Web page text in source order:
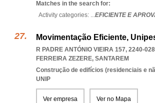
Matches in the search for:
Activity categories: ...EFICIENTE E
Movimentação Eficiente,
R PADRE ANTÓNIO VIEIRA 157, 2240-028
FERREIRA ZEZERE, SANTAREM
Construção de edifícios (residenciais e
UNIP
Ver empresa Ver no Mapa